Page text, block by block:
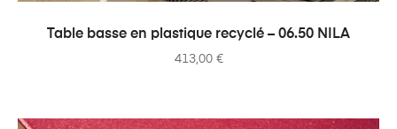
AJOUTER AU PANIER
Table basse en plastique recyclé – 06.50 NILA
413,00 €